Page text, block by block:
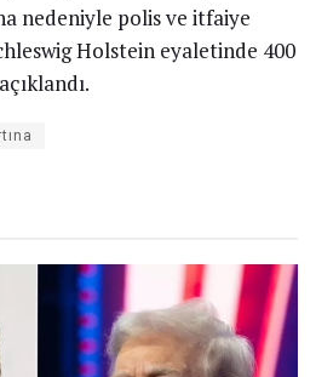
nedeniyle polis ve itfaiye
Holstein eyaletinde 400